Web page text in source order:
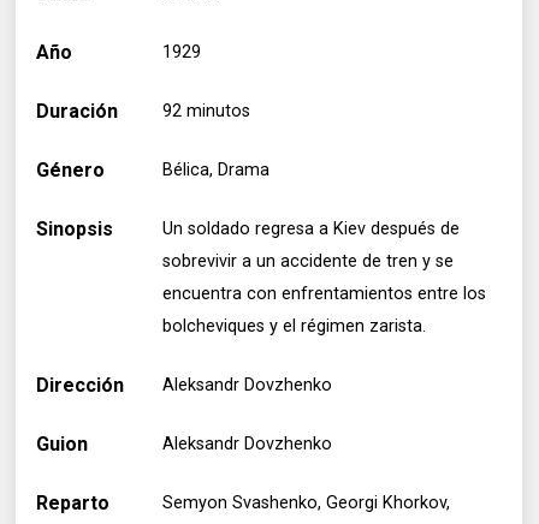
Año 1929
Duración 92 minutos
Género Bélica, Drama
Sinopsis
Un soldado regresa a Kiev después de
sobrevivir a un accidente de tren y se
encuentra con enfrentamientos entre los
bolcheviques y el régimen zarista.
Dirección Aleksandr Dovzhenko
Guion Aleksandr Dovzhenko
Reparto
Semyon Svashenko, Georgi Khorkov,